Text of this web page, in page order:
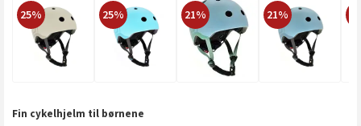
25% 25% 21% 21%
Fin cykelhjelm til børnene